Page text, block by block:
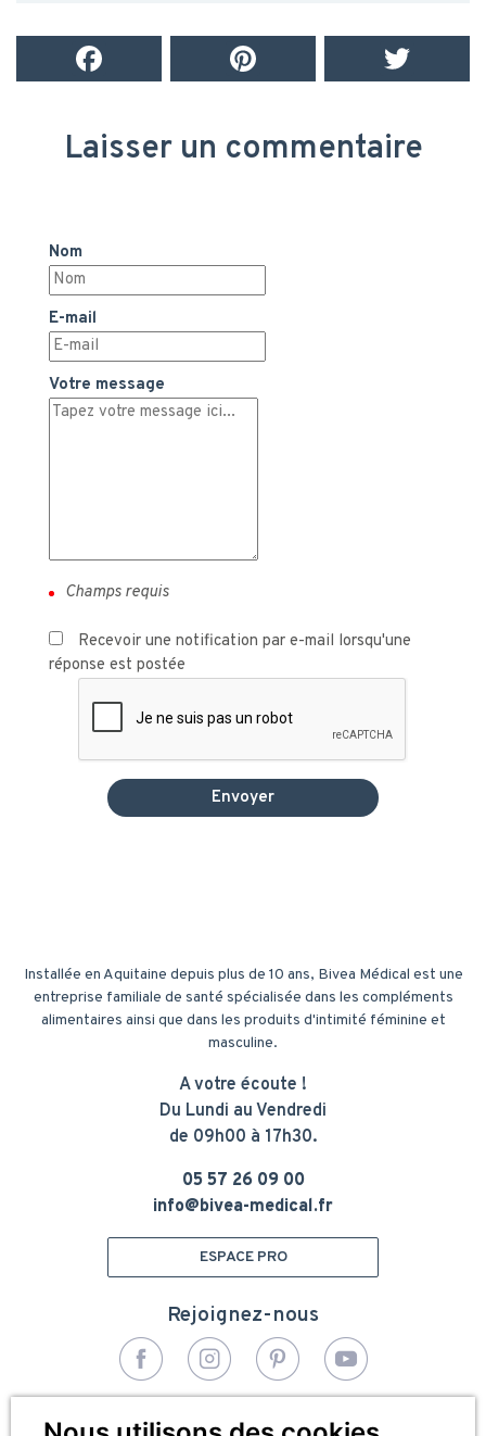
Laisser un commentaire
Nom
E-mail
Votre message
Recevoir une notification par e-mail lorsqu'une
réponse est postée
Installée en Aquitaine depuis plus de 10 ans, Bivea Médical est une
entreprise familiale de santé spécialisée dans les compléments
alimentaires ainsi que dans les produits d'intimité féminine et
masculine.
A votre écoute !
Du Lundi au Vendredi
de 09h00 à 17h30.
05 57 26 09 00
info@bivea-medical.fr
ESPACE PRO
Rejoignez-nous